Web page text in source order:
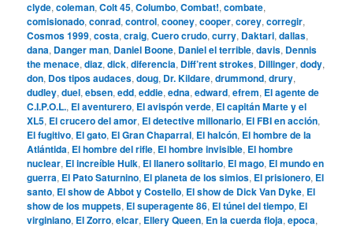
clyde,coleman,Colt 45,Columbo,Combat!,combate,
comisionado,conrad,control,cooney,cooper,corey,corregir,
Cosmos 1999,costa,craig,Cuero crudo,curry, Daktari,dallas,
dana, Danger man, Daniel Boone, Daniel el terrible,davis, Dennis
the menace,diaz,dick,diferencia, Diff’rent strokes, Dillinger,dody,
don, Dos tipos audaces,doug, Dr. Kildare,drummond,drury,
dudley,duel,ebsen,edd,eddie,edna,edward,efrem, El agente de
C.I.P.O.L., El aventurero, El avispón verde, El capitán Marte y el
XL5, El crucero del amor, El detective millonario, El FBI en acción,
El fugitivo, El gato, El Gran Chaparral, El halcón, El hombre de la
Atlántida, El hombre del rifle, El hombre invisible, El hombre
nuclear, El increíble Hulk, El llanero solitario, El mago, El mundo en
guerra, El Pato Saturnino, El planeta de los simios, El prisionero, El
santo, El show de Abbot y Costello, El show de Dick Van Dyke, El
show de los muppets, El superagente 86, El túnel del tiempo, El
virginiano, El Zorro,elcar, Ellery Queen, En la cuerda floja,epoca,